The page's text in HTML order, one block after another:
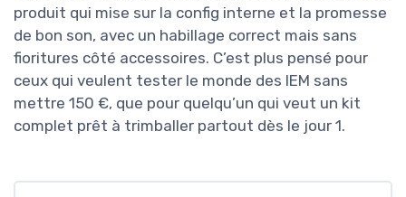
produit qui mise sur la config interne et la promesse
de bon son, avec un habillage correct mais sans
fioritures côté accessoires. C’est plus pensé pour
ceux qui veulent tester le monde des IEM sans
mettre 150 €, que pour quelqu’un qui veut un kit
complet prêt à trimballer partout dès le jour 1.